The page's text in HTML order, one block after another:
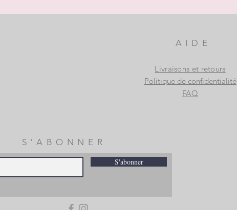
AIDE
Livraisons et retours
Politique de confidentialité
FAQ
S'ABONNER
S'abonner